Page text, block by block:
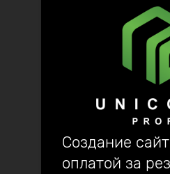
Создание
оплатой за